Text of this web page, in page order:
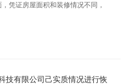
凭证房屋面积和装修情况不同，
技有限公司己实质情况进行恢